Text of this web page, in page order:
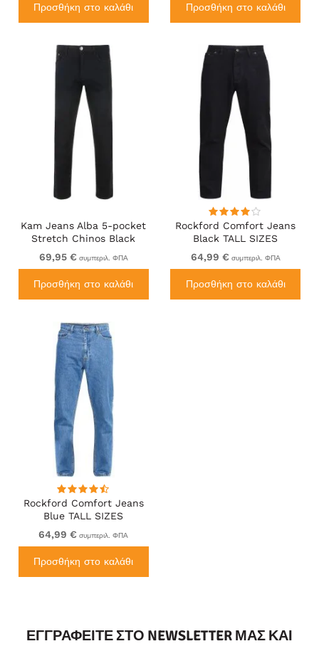
Προσθήκη στο καλάθι Προσθήκη στο καλάθι
Kam Jeans Alba 5-pocket
Stretch Chinos Black
TALL SIZES
69,95 € συμπεριλ. ΦΠΑ
Προσθήκη στο καλάθι
Rockford Comfort Jeans
Black TALL SIZES
64,99 € συμπεριλ. ΦΠΑ
Προσθήκη στο καλάθι
Rockford Comfort Jeans
Blue TALL SIZES
64,99 € συμπεριλ. ΦΠΑ
Προσθήκη στο καλάθι
ΕΓΓΡΑΦΕΊΤΕ ΣΤΟ NEWSLETTER ΜΑΣ ΚΑΙ